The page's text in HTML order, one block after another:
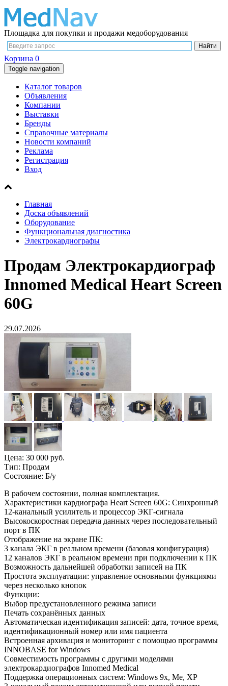
Площадка для покупки и продажи медоборудования
Корзина 0
Toggle navigation
Каталог товаров
Объявления
Компании
Выставки
Бренды
Справочные материалы
Новости компаний
Реклама
Регистрация
Вход
Главная
Доска объявлений
Оборудование
Функциональная диагностика
Электрокардиографы
Продам Электрокардиограф
Innomed Medical Heart Screen
60G
29.07.2026
Цена: 30 000 руб.
Тип: Продам
Состояние: Б/у
В рабочем состоянии, полная комплектация.
Характеристики кардиографа Heart Screen 60G: Синхронный
12-канальный усилитель и процессор ЭКГ-сигнала
Высокоскоростная передача данных через последовательный
порт в ПК
Отображение на экране ПК:
3 канала ЭКГ в реальном времени (базовая конфигурация)
12 каналов ЭКГ в реальном времени при подключении к ПК
Возможность дальнейшей обработки записей на ПК
Простота эксплуатации: управление основными функциями
через несколько кнопок
Функции:
Выбор предустановленного режима записи
Печать сохранённых данных
Автоматическая идентификация записей: дата, точное время,
идентификационный номер или имя пациента
Встроенная архивация и мониторинг с помощью программы
INNOBASE for Windows
Совместимость программы с другими моделями
электрокардиографов Innomed Medical
Поддержка операционных систем: Windows 9x, Me, XP